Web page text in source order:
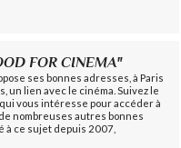
FOR CINEMA"
ses bonnes adresses, à Paris
un lien avec le cinéma. Suivez le
vous intéresse pour accéder à
nombreuses autres bonnes
à ce sujet depuis 2007,